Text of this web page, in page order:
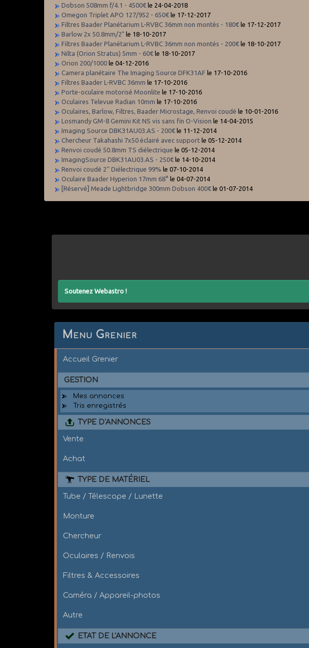
Dobson 508mm f/4.1 - 4500€ le 24-04-2018
Omegon Triplet APO 127/952 - 650€ le 17-12-2017
Filtres Baader Planétarium L-RVBC 36mm non montés - 180€ le 17-12-2017
Barlow 2x 50.8mm/2" le 18-10-2017
Filtres Baader Planétarium L-RVBC 36mm non montés - 200€ le 18-10-2017
Nilta (Orion Stratus) 5mm - 60€ le 18-10-2017
Orion 200/1000 le 04-12-2016
Camera planétaire The Imaging Source DFK31AF le 17-10-2016
Filtres Baader L-RVBC 36mm le 17-10-2016
Porte-oculaire motorisé Moonlite le 17-10-2016
Oculaires Televue Radian 10mm le 17-10-2016
Oculaires, Barlow, Filtres, Baader Microstage, Renvoi coudé le 10-01-2016
Losmandy GM-8 Gemini Kit NS vis sans fin O-Vision le 14-04-2015
Imaging Source DBK31AU03.AS - 200€ le 11-12-2014
Chercheur Takahashi 7x50 éclairé avec support le 05-12-2014
Renvoi coudé 50.8mm TS diélectrique le 05-12-2014
ImagingSource DBK31AU03.AS - 250€ le 14-10-2014
Renvoi coudé 2'' Diélectrique 99% le 07-10-2014
Oculaire Baader Hyperion 17mm 68° le 04-07-2014
[Réservé] Meade Lightbridge 300mm Dobson 400€ le 01-07-2014
Soutenez Webastro !
Menu Grenier
Accueil Grenier
GESTION
Mes annonces
Tris enregistrés
TYPE D'ANNONCES
Vente
Achat
TYPE DE MATÉRIEL
Tube / Télescope / Lunette
Monture
Chercheur
Oculaires / Renvois
Filtres & Accessoires
Caméra / Appareil-photos
Autre
ETAT DE L'ANNONCE